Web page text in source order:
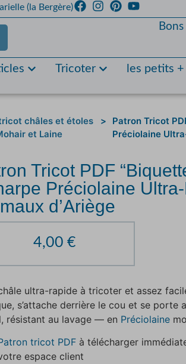
(la Bergère)
Tricoter les petits +
châles et étoles
et Laine
>
Patron Tricot
Préciolaine
Tricot PDF
Préciolaine
d’Ariège
4,00 €
ultra-rapide à tricoter et assez
s’attache derrière le cou et se porte
résistant au lavage — en Préciolaine
tricot PDF à télécharger
espace client